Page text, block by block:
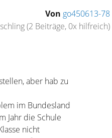
Von go450613-78
(2 Beiträge, 0x hilfreich)
aber hab zu
im Bundesland
Jahr die Schule
nicht